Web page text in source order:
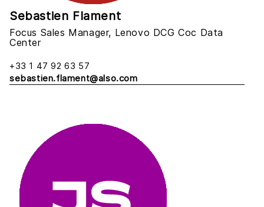
Sebastien Flament
Focus Sales Manager, Lenovo DCG Coc Data
Center
+33 1 47 92 63 57
sebastien.flament@also.com